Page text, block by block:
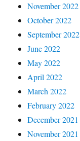
November 2022
October 2022
September 2022
June 2022
May 2022
April 2022
March 2022
February 2022
December 2021
November 2021